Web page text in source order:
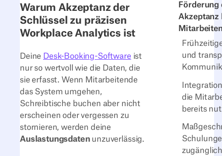
Förderung
Akzeptanz
und
die
bereits
Warum Akzeptanz der
Schlüssel zu präzisen
Workplace Analytics ist
Deine Desk-Booking-Software ist
nur so wertvoll wie die Daten, die
sie erfasst. Wenn Mitarbeitende
das System umgehen,
Schreibtische buchen aber nicht
erscheinen oder vergessen zu
stornieren, werden deine
Auslastungsdatenunzuverlässig.